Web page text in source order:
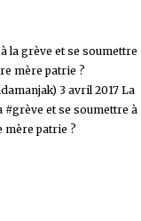
la grève et se soumettre
mère patrie ?
3 avril 2017 La
#grève et se soumettre à
mère patrie ?